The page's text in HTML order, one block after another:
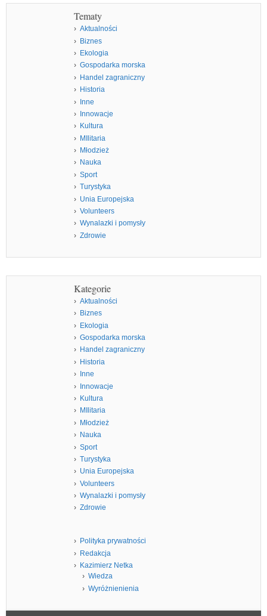
Tematy
Aktualności
Biznes
Ekologia
Gospodarka morska
Handel zagraniczny
Historia
Inne
Innowacje
Kultura
MIlitaria
Młodzież
Nauka
Sport
Turystyka
Unia Europejska
Volunteers
Wynalazki i pomysły
Zdrowie
Kategorie
Aktualności
Biznes
Ekologia
Gospodarka morska
Handel zagraniczny
Historia
Inne
Innowacje
Kultura
MIlitaria
Młodzież
Nauka
Sport
Turystyka
Unia Europejska
Volunteers
Wynalazki i pomysły
Zdrowie
Polityka prywatności
Redakcja
Kazimierz Netka
Wiedza
Wyróżnienienia